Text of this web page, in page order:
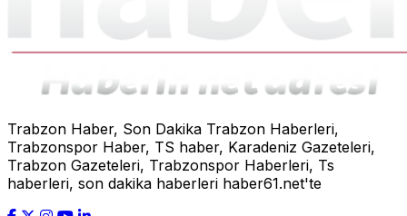
Trabzon Haber, Son Dakika Trabzon Haberleri,
Trabzonspor Haber, TS haber, Karadeniz Gazeteleri,
Trabzon Gazeteleri, Trabzonspor Haberleri, Ts
haberleri, son dakika haberleri haber61.net'te